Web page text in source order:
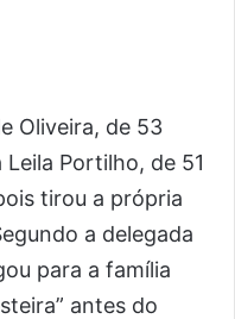
Oliveira, de 53
Portilho, de 51
tirou a própria
a delegada
para a família
antes do